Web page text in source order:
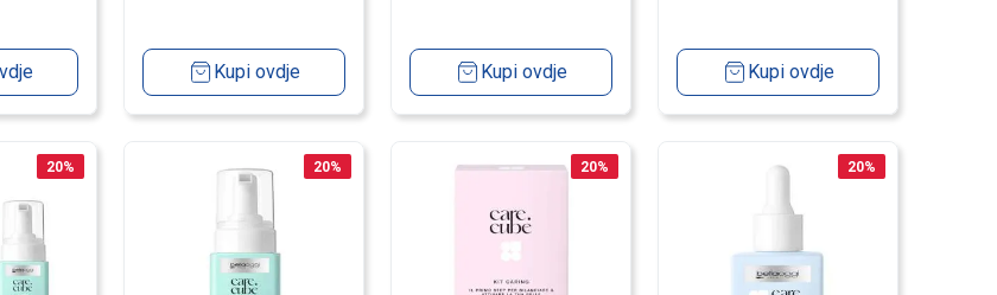
Kupi ovdje Kupi ovdje Kupi ovdje
20% 20% 20% 20%